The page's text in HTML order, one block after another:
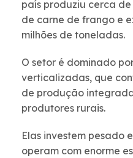
país produziu cerca de
de carne de frango e
milhões de toneladas.
O setor é dominado
verticalizadas, que
de produção
produtores rurais.
Elas investem pesado
operam com enorme